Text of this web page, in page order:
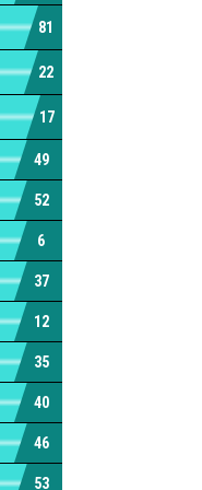
81
22
17
49
52
6
37
12
35
40
46
53